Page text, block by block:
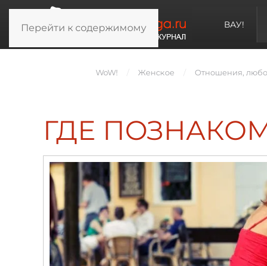
Перейти к содержимому ВАУ!
WoW! Женское Отношения,
ГДЕ